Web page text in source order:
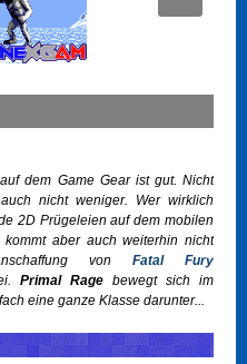
auf dem Game Gearist gut. Nicht
nicht weniger. Wer wirklich
2D Prügeleien auf dem mobilen
kommt aber auch weiterhin nicht
von Fatal Fury
Primal Rage bewegt sich im
eine ganze Klasse darunter...